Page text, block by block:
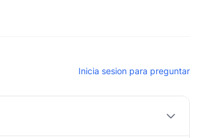
Inicia sesion para preguntar